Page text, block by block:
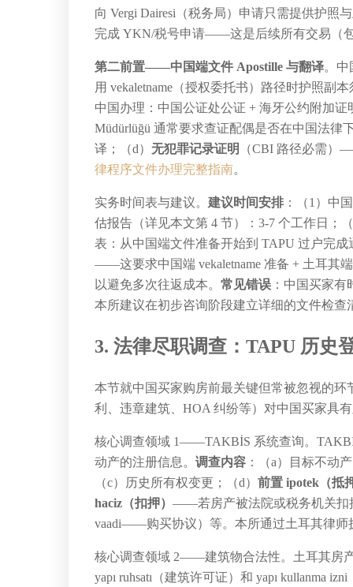
向 Vergi Dairesi（税务局）申请只需提供护照
完成 YKN/税号申请——这是后续所有交易（
第二前置——中国端文件 Apostille 与翻译。
用 vekaletname（授权委托书）路径时护照副
中国办理：中国公证处公证 + 海牙公约附加证
Müdürlüğü 通常要求查证配偶是否在中国法
译；（d） 无犯罪记录证明
（CBI 路径必需）
律程序文件办理完整指南。
实务时间表与建议。 建议时间安排 ：（1）中
估报告（详见本文第 4 节）：3-7 个工作日；
表：从中国端文件准备开始到 TAPU 过户完成
——这要求中国端 vekaletname 准备 + 土耳其
以避免多次往返成本。 常见错误 ：中国买家
本所建议在初步咨询阶段建立详细的文件检查
3. 法律尽职调查：TAPU 历史
本节就中国买家购房前最关键但常被忽视的
利、违章建筑、HOA 纠纷等）对中国买家具
核心调查领域 1——TAKBİS 系统查询。
动产的注册信息。 调查内容 ：（a）目标不
（c）历史所有权变更；（d） 前置 ipotek（抵
haciz（扣押） ——若房产被法院或税务机关扣
vaadi——购买协议）等。本所通过土耳其律
核心调查领域 2——建筑物合法性。土耳其房
yapı ruhsatı（建筑许可证）和 yapı kullanma